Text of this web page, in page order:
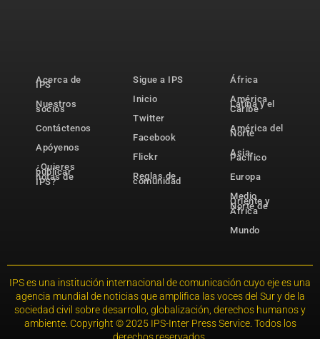
Acerca de
IPS
Nuestros
socios
Contáctenos
Apóyenos
¿Quieres
publicar
notas de
IPS?
Sigue a IPS
Inicio
Twitter
Facebook
Flickr
Reglas de
comunidad
África
América
Latina y el
Caribe
América del
Norte
Asia-
Pacífico
Europa
Medio
Oriente y
Norte de
África
Mundo
IPS es una institución internacional de comunicación cuyo eje es una
agencia mundial de noticias que amplifica las voces del Sur y de la
sociedad civil sobre desarrollo, globalización, derechos humanos y
ambiente. Copyright © 2025 IPS-Inter Press Service. Todos los
derechos reservados.